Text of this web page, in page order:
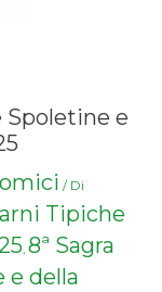
Spoletine e
/ Di
Tipiche
, 8ª Sagra
e della